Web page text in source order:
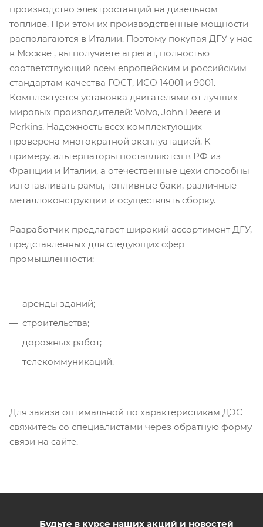
производство электростанций на дизельном
топливе. При этом их производственные мощности
располагаются в Италии. Поэтому покупая ДГУ у нас
в Москве , вы получаете агрегат, полностью
соответствующий всем европейским и российским
стандартам качества ГОСТ, ИСО 14001 и 9001.
Комплектуется установка двигателями от лучших
мировых производителей: Volvo, John Deere и
Perkins. Надежность всех комплектующих
проверена многократной эксплуатацией. К
примеру, альтернаторы поставляются в РФ из
Франции и Италии, а отечественные цехи способны
изготавливать рамы, топливные баки, различные
металлоконструкции и осуществлять сборку.
Разработчик предлагает широкий ассортимент ДГУ,
представленных для следующих сфер
промышленности:
аренды зданий;
строительства;
дорожных работ;
телекоммуникаций.
Для заказа оптимальной по характеристикам ДЭС
свяжитесь со специалистами через обратную форму
связи на сайте.
Будьте в курсе наших акций и новостей